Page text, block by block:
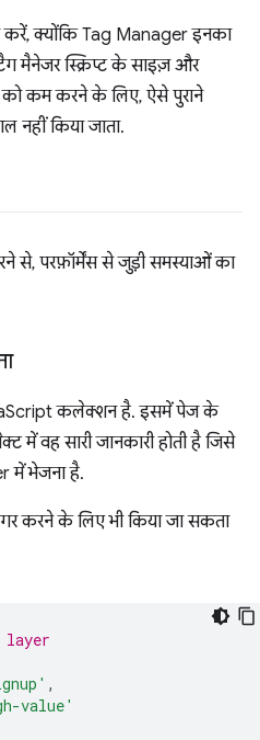
क्योंकि Tag Manager इनका
मैनेजर स्क्रिप्ट के साइज़ और
को कम करने के लिए, ऐसे पुराने
नहीं किया जाता.
से, परफ़ॉर्मेंस से जुड़ी समस्याओं का
कलेक्शन है. इसमें पेज के
में वह सारी जानकारी होती है जिसे
में भेजना है.
करने के लिए भी किया जा सकता
layer
,
value'